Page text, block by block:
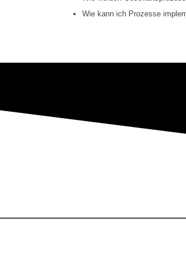
Wie kann ich Prozesse